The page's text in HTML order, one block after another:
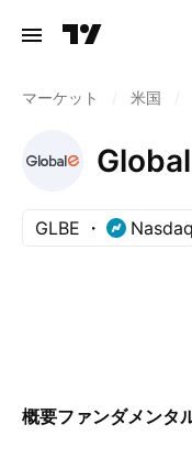
マーケット 米国
GLBE
概要ファンダメンタ